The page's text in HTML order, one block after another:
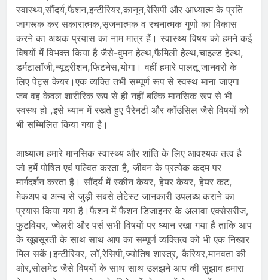
स्वास्थ्य,सौंदर्य,फैशन,इन्टीरियर,कानून,रेसिपी और आध्यात्म के प्रति
जागरूक कर सकारात्मक,सृजनात्मक व रचनात्मक गुणों का विकास
करने का अथक प्रयास का नाम मात्र हैं। स्वास्थ्य विषय को हमने कई
विषयों में विभक्त किया है जैसे-वुमन हेल्थ,फैमिली हेल्थ,चाइल्ड हेल्थ,
डर्मटालॉजी,न्यूट्रीशन,फिटनेस,योगा। वहीं हमारे पालतू जानवरों के
लिए पेट्स केयर।एक व्यक्ति तभी सम्पूर्ण रूप से स्वस्थ माना जाएगा
जब वह केवल शारीरिक रूप से ही नहीं बल्कि मानसिक रूप से भी
स्वस्थ हो ,इसे ध्यान में रखते हुए पैरेनटी और कॉउंसिल जैसे विषयों को
भी सम्मिलित किया गया है।
आध्यात्म हमारे मानसिक स्वास्थ्य और शांति के लिए आवश्यक तत्व है
जो हमें पोषित एवं पल्वित करता है, जीवन के प्रत्येक कदम पर
मार्गदर्शन करता है। सौंदर्य में स्कीन केयर, हेयर केयर, हेयर कट,
मेकअप व अन्य से जुड़ी सबसे लेटेस्ट जानकारी उपलब्ध कराने का
प्रयास किया गया है।फैशन में फैशन डिजाइनर के अलावा एक्सेसरीज,
फुटवियर, ज्वेलरी और पर्स सभी विषयों पर ध्यान रखा गया है ताकि आप
के खूबसूरती के साथ साथ आप का सम्पूर्ण व्यक्तित्व को भी एक निखार
मिल सकें।इन्टीरियर, लॉ,रेसिपी,ज्योतिष शास्त्र, कैरियर,मानवता की
ओर,सोलमेट जैसे विषयों के साथ साथ उलझने आप की सुझाव हमारा